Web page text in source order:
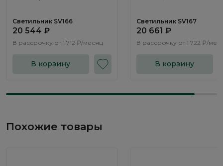
Светильник SV166
20 544 ₽
В рассрочку от 1 712 ₽/месяц
В корзину
Светильник SV167
20 661 ₽
В рассрочку от 1 722 ₽/
В корзину
Похожие товары